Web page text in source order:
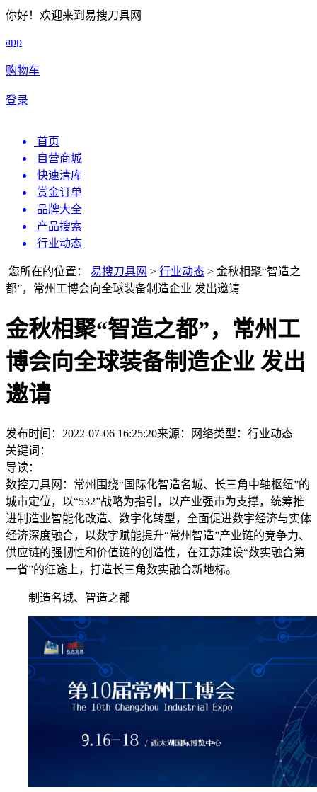
你好！欢迎来到易搜刀具网
app
购物车
登录
首页
自营商城
快速清库
赏金订单
品牌大全
产品搜索
行业动态
您所在的位置： 易搜刀具网 > 行业动态 > 金秋相聚“智造之
都”，常州工博会向全球装备制造企业 发出邀请
金秋相聚“智造之都”，常州工
博会向全球装备制造企业 发出
邀请
发布时间：2022-07-06 16:25:20来源：网络类型： 行业动态
关键词：
导读：
数控刀具网：常州围绕“国际化智造名城、长三角中轴枢纽”的
城市定位，以“532”战略为指引，以产业强市为支撑，统筹推
进制造业智能化改造、数字化转型，全面促进数字经济与实体
经济深度融合，以数字赋能提升“常州智造”产业链的竞争力、
供应链的强韧性和价值链的创造性，在江苏建设“数实融合第
一省”的征途上，打造长三角数实融合新地标。
制造名城、智造之都